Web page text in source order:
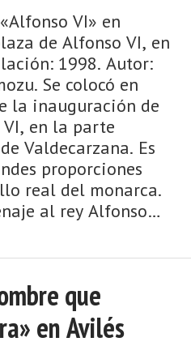
VI» en
de Alfonso VI, en
1998. Autor:
Se colocó en
la inauguración de
en la parte
Valdecarzana. Es
proporciones
real del monarca.
al rey Alfonso
que
en Avilés